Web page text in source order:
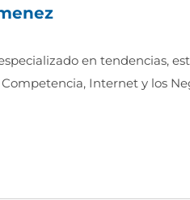
en tendencias,
Internet y los